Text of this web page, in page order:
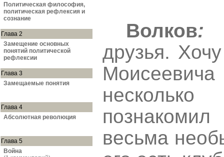
Политическая философия,
политическая рефлексия и
сознание
Глава 2
Замещение основных
понятий политической
рефлексии
Глава 3
Замещаемые понятия
Глава 4
Абсолютная революция
Глава 5
Война
Волков:
друзья.
Моисеевича
весьма